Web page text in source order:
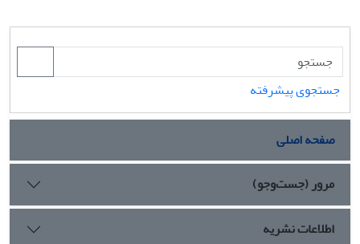
جستجوی پیشرفته
صفحه اصلی
مرور (جست‌وجو)
اطلاعات نشریه